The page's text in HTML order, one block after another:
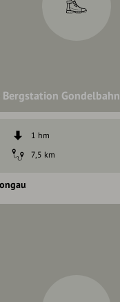
Gondelbahn
1 hm
7,5 km